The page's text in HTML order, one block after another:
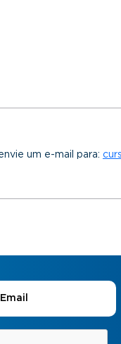
um e-mail para: